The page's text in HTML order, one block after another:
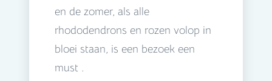
en de zomer, als alle
rhododendrons en rozen volop in
bloei staan, is een bezoek een
must .